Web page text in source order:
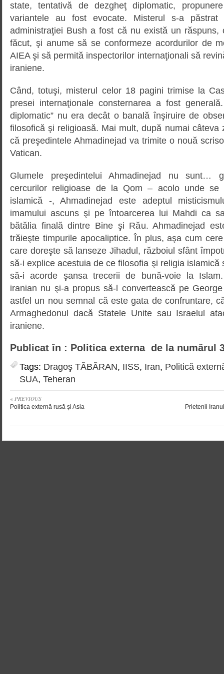
state, tentativă de dezgheţ diplomatic,
variantele au fost evocate. Misterul s-a păstrat
administraţiei Bush a fost că nu există un
făcut, şi anume să se conformeze acordurilor de
AIEA şi să permită inspectorilor internaţionali să
iraniene.
Când, totuşi, misterul celor 18 pagini trimise la
presei internaţionale consternarea a fost
diplomatic” nu era decât o banală înşiruire de
filosofică şi religioasă. Mai mult, după numai câteva
că preşedintele Ahmadinejad va trimite o nouă
Vatican.
Glumele preşedintelui Ahmadinejad nu sunt…
cercurilor religioase de la Qom – acolo unde se
islamică -, Ahmadinejad este adeptul
imamului ascuns şi pe întoarcerea lui Mahdi ca
bătălia finală dintre Bine şi Rău. Ahmadinejad
trăieşte timpurile apocaliptice. În plus, aşa cum
care doreşte să lanseze Jihadul, războiul sfânt
să-i explice acestuia de ce filosofia şi religia islamică
să-i acorde şansa trecerii de bună-voie la
iranian nu şi-a propus să-l convertească pe
astfel un nou semnal că este gata de confruntare,
Armaghedonul dacă Statele Unite sau Israelul
iraniene.
Publicat în : Politica externa de la numărul
Tags: Dragoş TÃBÃRAN, IISS, Iran, Politică
SUA, Teheran
« PREVIOUS
Politica externă rusă şi Asia Prietenii